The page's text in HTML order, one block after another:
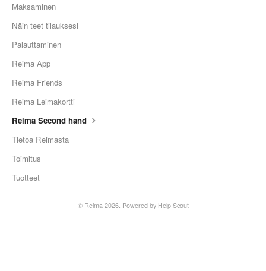
Maksaminen
Näin teet tilauksesi
Palauttaminen
Reima App
Reima Friends
Reima Leimakortti
Reima Second hand
Tietoa Reimasta
Toimitus
Tuotteet
© Reima2026. Powered by Help Scout